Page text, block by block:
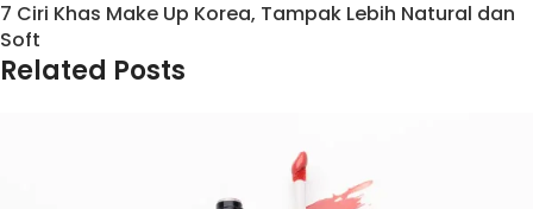
7 Ciri Khas Make Up Korea, Tampak Lebih Natural dan
Soft
Related Posts